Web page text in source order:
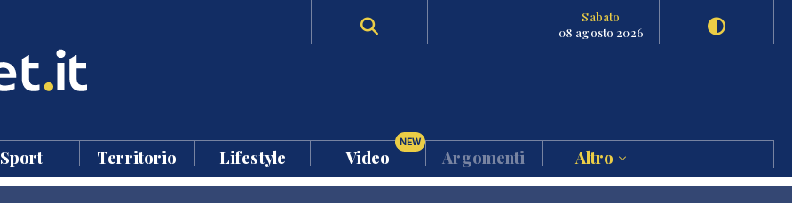
Sabato
08 agosto 2026
Sport Territorio Lifestyle Video
NEW
Argomenti Altro